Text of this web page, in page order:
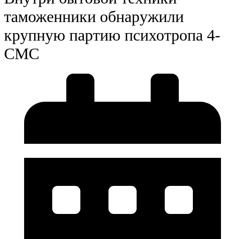
таможенники обнаружили
крупную партию психотропа 4-
СМС